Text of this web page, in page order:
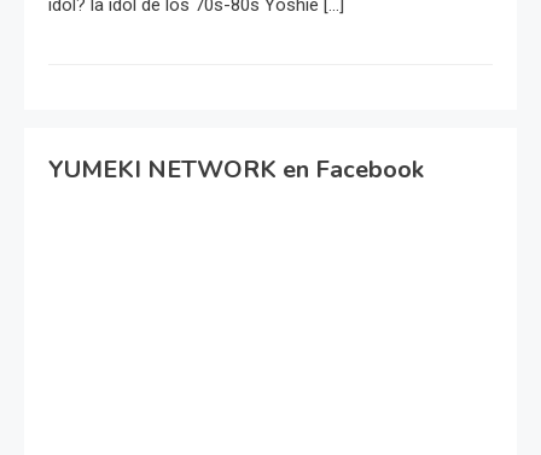
idol? la idol de los 70s-80s Yoshie […]
YUMEKI NETWORK en Facebook